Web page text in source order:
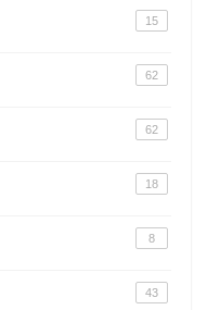
15
62
62
18
8
43